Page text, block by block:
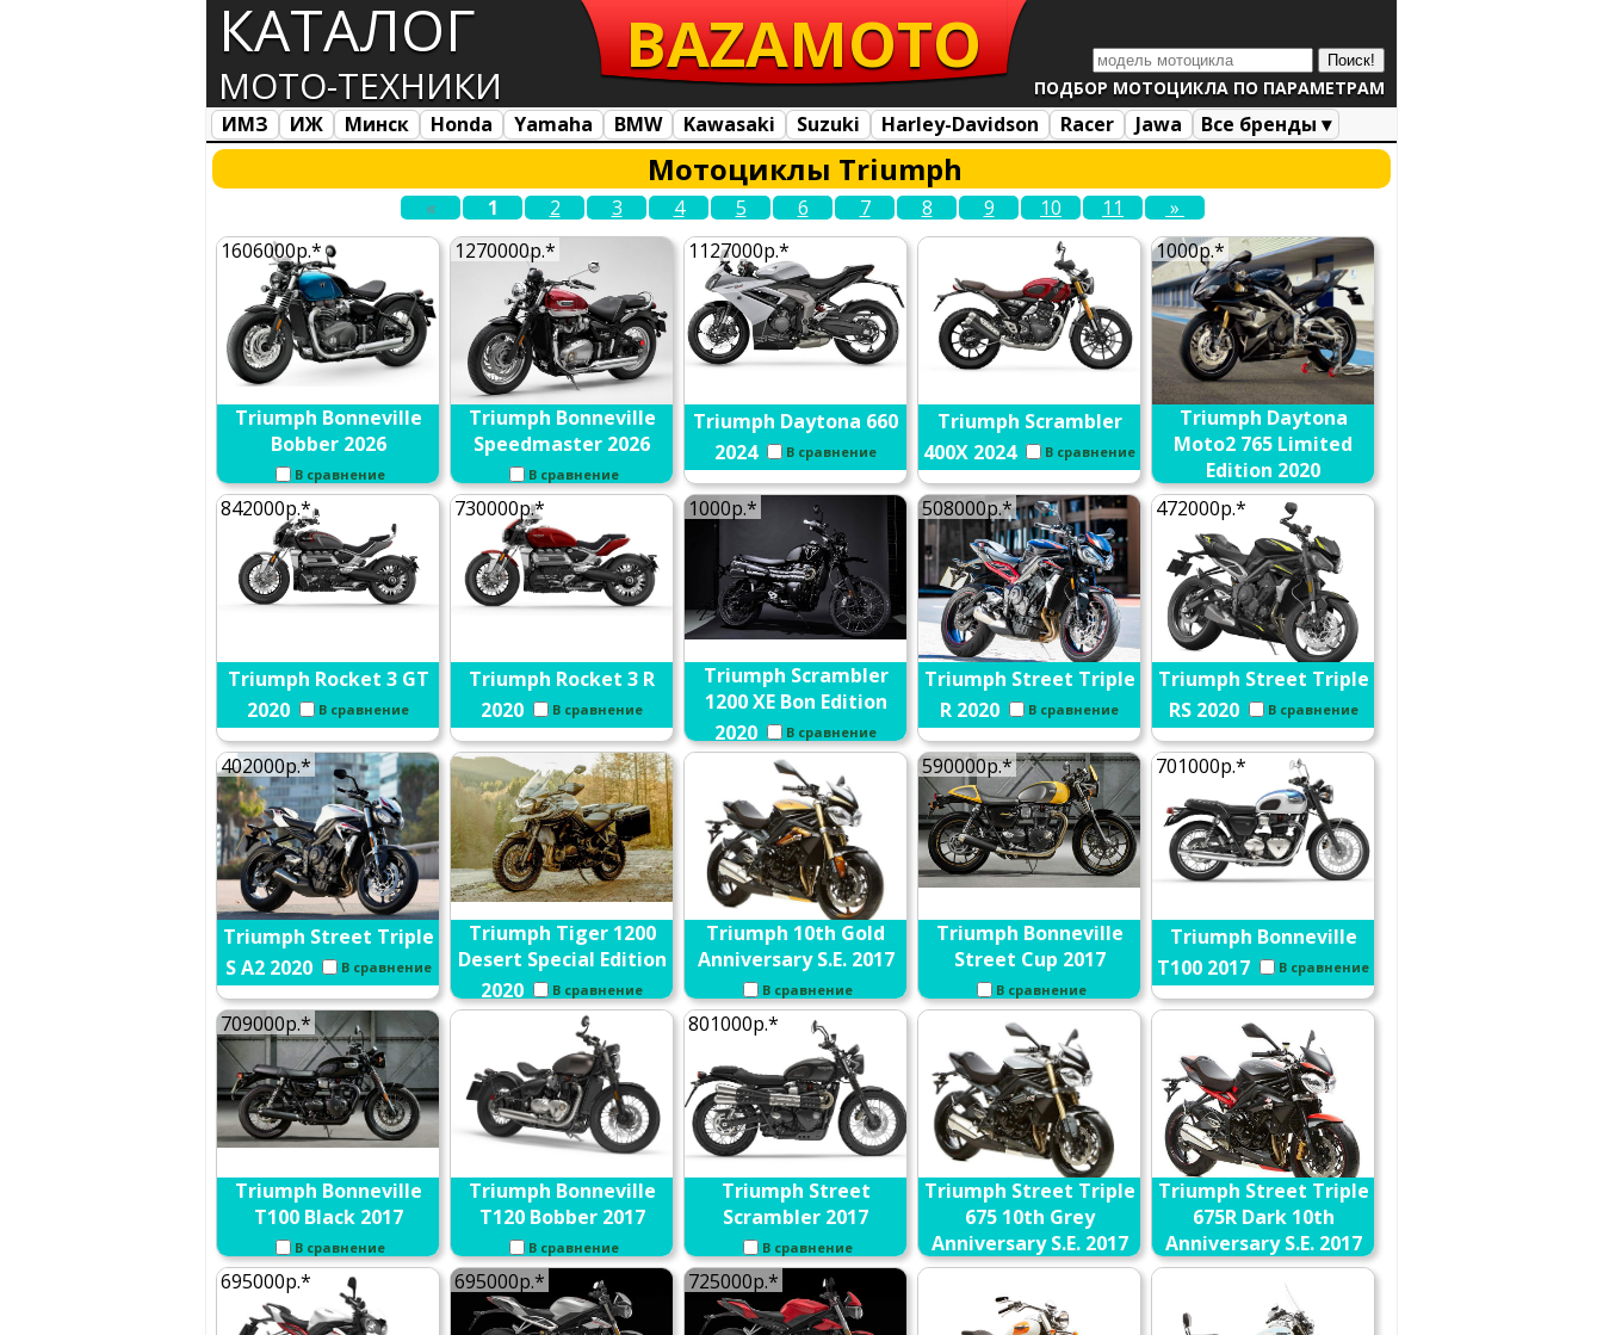
КАТАЛОГ
МОТО-ТЕХНИКИ ПОДБОР МОТОЦИКЛА ПО ПАРАМЕТРАМ
BAZAMOTO
ИМЗ ИЖ Минск Honda Yamaha BMW Kawasaki Suzuki Harley-Davidson Racer Jawa
Все бренды ▾
Все марки
Загрузка... Мотоциклы Triumph
« 1 2 3 4 5 6 7 8 9 10 11
»
1606000р.*
Triumph Bonneville
Bobber 2026
В сравнение
1270000р.*
Triumph Bonneville
Speedmaster 2026
В сравнение
1127000р.*
Triumph Daytona 660
2024
В сравнение
Triumph Scrambler
400X 2024
В сравнение
1000р.*
Triumph Daytona
Moto2 765 Limited
Edition 2020
В сравнение
842000р.*
Triumph Rocket 3 GT
2020
В сравнение
730000р.*
Triumph Rocket 3 R
2020
В сравнение
1000р.*
Triumph Scrambler
1200 XE Bon Edition
2020
В сравнение
508000р.*
Triumph Street Triple
R 2020
В сравнение
472000р.*
Triumph Street Triple
RS 2020
В сравнение
402000р.*
Triumph Street Triple
S A2 2020
В сравнение
Triumph Tiger 1200
Desert Special Edition
2020
В сравнение
Triumph 10th Gold
Anniversary S.E. 2017
В сравнение
590000р.*
Triumph Bonneville
Street Cup 2017
В сравнение
701000р.*
Triumph Bonneville
T100 2017
В сравнение
709000р.*
Triumph Bonneville
T100 Black 2017
В сравнение
Triumph Bonneville
T120 Bobber 2017
В сравнение
801000р.*
Triumph Street
Scrambler 2017
В сравнение
Triumph Street Triple
675 10th Grey
Anniversary S.E. 2017
В сравнение
Triumph Street Triple
675R Dark 10th
Anniversary S.E. 2017
В сравнение
695000р.* 695000р.* 725000р.*